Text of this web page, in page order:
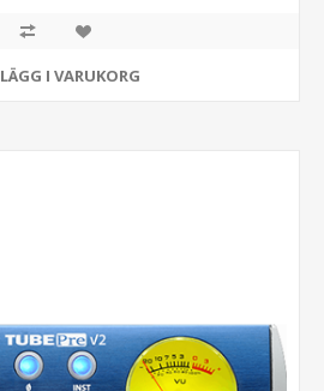
LÄGG I VARUKORG